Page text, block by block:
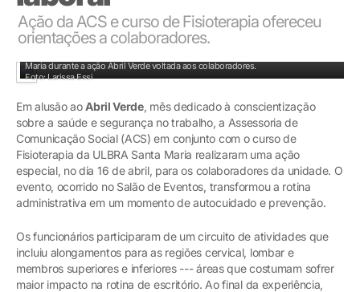
Ação da ACS e curso de Fisioterapia ofereceu
orientações a colaboradores.
Maria durante a ação Abril Verde voltada aos colaboradores.
Foto: Larissa Essi
Em alusão aoAbril Verde, mês dedicado à conscientização
sobre a saúde e segurança no trabalho, a Assessoria de
Comunicação Social (ACS) em conjunto com o curso de
Fisioterapia da ULBRA Santa Maria realizaram uma ação
especial, no dia 16 de abril, para os colaboradores da unidade. O
evento, ocorrido no Salão de Eventos, transformou a rotina
administrativa em um momento de autocuidado e prevenção.
Os funcionários participaram de um circuito de atividades que
incluiu alongamentos para as regiões cervical, lombar e
membros superiores e inferiores --- áreas que costumam sofrer
maior impacto na rotina de escritório. Ao final da experiência,